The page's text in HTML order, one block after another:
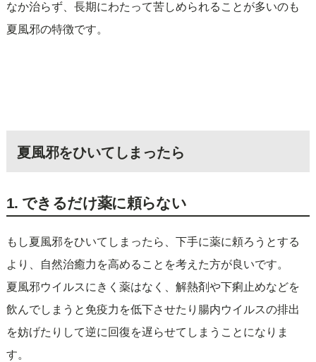
なか治らず、長期にわたって苦しめられることが多いのも
夏風邪の特徴です。
夏風邪をひいてしまったら
1. できるだけ薬に頼らない
もし夏風邪をひいてしまったら、下手に薬に頼ろうとする
より、自然治癒力を高めることを考えた方が良いです。
夏風邪ウイルスにきく薬はなく、解熱剤や下痢止めなどを
飲んでしまうと免疫力を低下させたり腸内ウイルスの排出
を妨げたりして逆に回復を遅らせてしまうことになりま
す。